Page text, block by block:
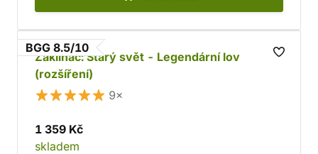
BGG 8.5/10
Zaklínač: Starý svět - Legendární lov
(rozšíření)
9×
1 359 Kč
skladem